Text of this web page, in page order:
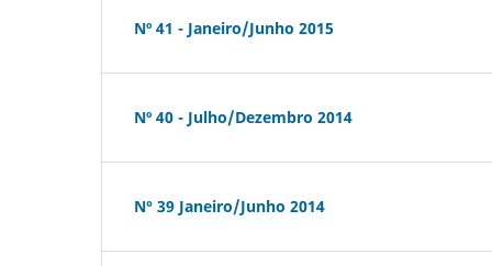
Nº 41 - Janeiro/Junho 2015
Nº 40 - Julho/Dezembro 2014
N° 39 Janeiro/Junho 2014